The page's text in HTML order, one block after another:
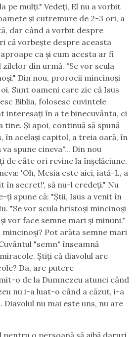
pe mulţi." Vedeţi, El nu a vorbit
şi cutremure de 2-3 ori, a
dar când a vorbit despre
că vorbeşte despre aceasta
ca şi cum acesta ar fi
din urmă. "Se vor scula
Din nou, prorocii mincinoşi
Sunt oameni care zic că Isus
Biblia, folosesc cuvintele
interesaţi în a te binecuvânta, ci
Şi apoi, continuă să spună
în acelaşi capitol, a treia oară, în
spune cineva"... Din nou
de câte ori revine la înşelăciune.
'Oh, Mesia este aici, iată-L, a
în secret!', să nu-l credeţi." Nu
ţi spune că: "Ştii, Isus a venit în
"Se vor scula hristoşi mincinoşi
vor face semne mari şi minuni."
Pot arăta semne mari
"semn" înseamnă
Ştiţi că diavolul are
Da, are putere
o de la Dumnezeu atunci când
nu i-a luat-o când a căzut, i-a
Diavolul nu mai este uns, nu are
pentru o persoană să aibă daruri